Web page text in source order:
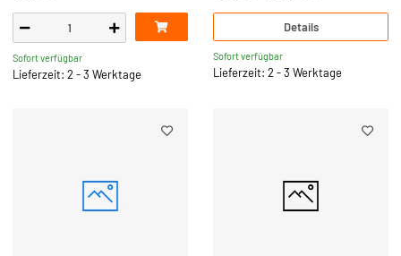
Sofort verfügbar
Lieferzeit: 2 - 3 Werktage
Details
Sofort verfügbar
Lieferzeit: 2 - 3 Werktage